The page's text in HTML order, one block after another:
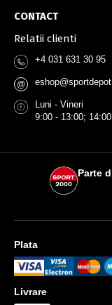
CONTACT
Relatii clienti
+4 031 631 30 95
@
Luni - Vineri
9:00 - 13:00;
Parte
Plata
Livrare